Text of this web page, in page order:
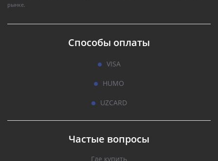
рынке.
Способы оплаты
VISA
HUMO
UZCARD
Частые вопросы
Где купить